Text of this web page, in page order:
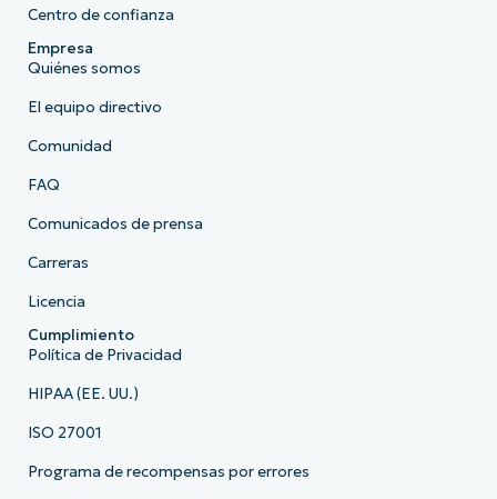
Centro de confianza
Empresa
Quiénes somos
El equipo directivo
Comunidad
FAQ
Comunicados de prensa
Carreras
Licencia
Cumplimiento
Política de Privacidad
HIPAA (EE. UU.)
ISO 27001
Programa de recompensas por errores